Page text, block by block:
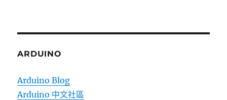
ARDUINO
Arduino Blog
Arduino 中文社區